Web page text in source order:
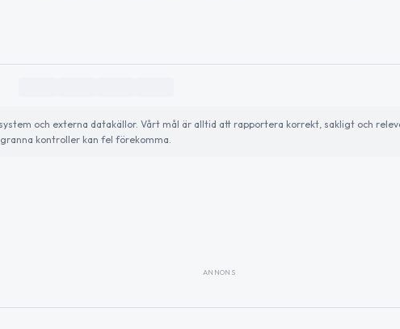
och externa datakällor. Vårt mål är alltid att rapportera korrekt, sakligt och
kontroller kan fel förekomma.
ANNONS